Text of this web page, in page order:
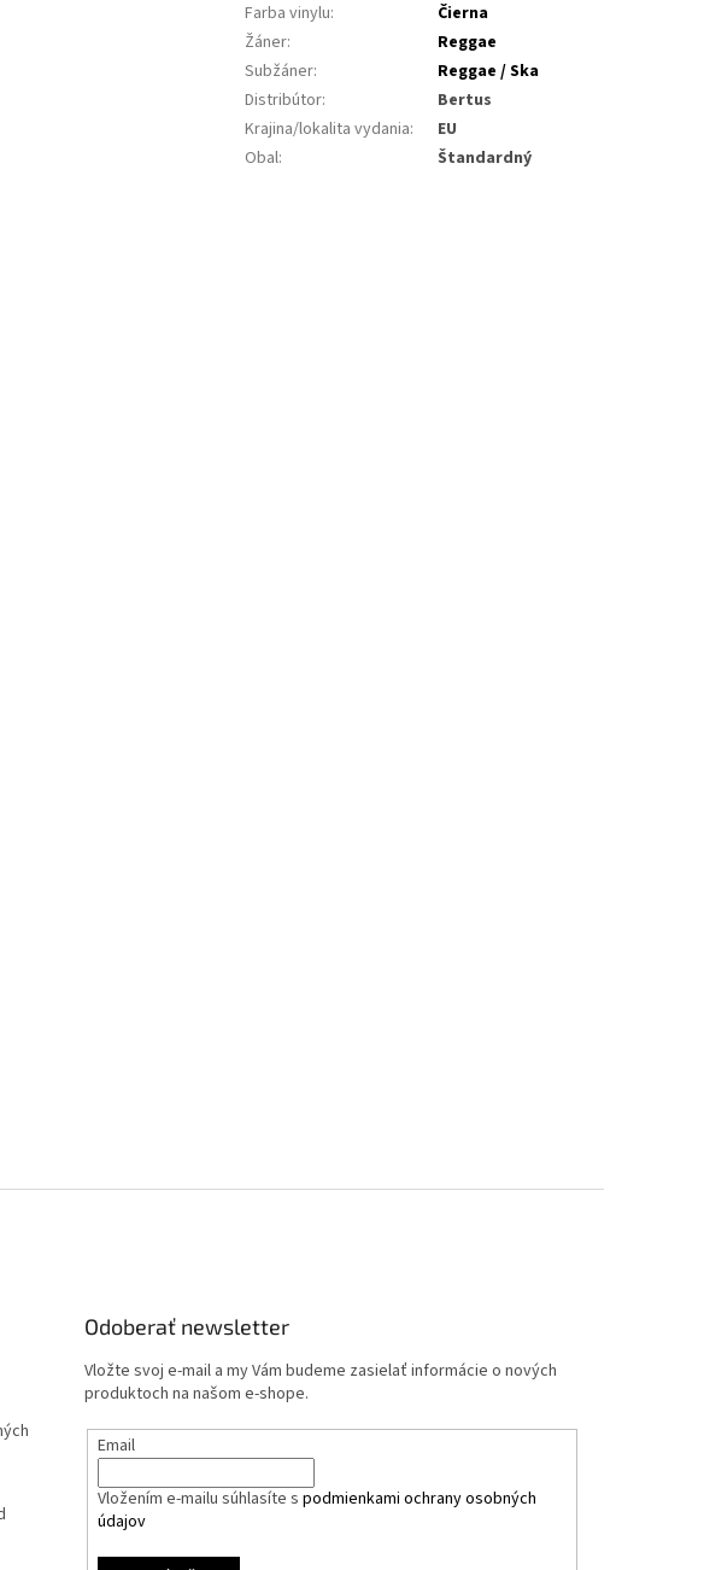
Farba vinylu:
Čierna
Žáner:
Reggae
Subžáner:
Reggae / Ska
Distribútor:
Bertus
Krajina/lokalita vydania:
EU
Obal: Štandardný
Odoberať newsletter
Vložte svoj e-mail a my Vám budeme zasielať informácie o nových
produktoch na našom e-shope.
Email
Vložením e-mailu súhlasíte spodmienkami ochrany osobných
údajov